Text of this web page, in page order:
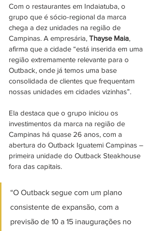
Com o restaurantes em Indaiatuba, o
grupo que é sócio-regional da marca
chega a dez unidades na região de
Campinas. A empresária, Thayse Maia,
afirma que a cidade “está inserida em uma
região extremamente relevante para o
Outback, onde já temos uma base
consolidada de clientes que frequentam
nossas unidades em cidades vizinhas”.
Ela destaca que o grupo iniciou os
investimentos da marca na região de
Campinas há quase 26 anos, com a
abertura do Outback Iguatemi Campinas –
primeira unidade do Outback Steakhouse
fora das capitais.
“O Outback segue com um plano
consistente de expansão, com a
previsão de 10 a 15 inaugurações no